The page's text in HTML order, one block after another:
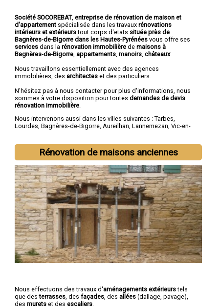
Société SOCOREBAT, entreprise de rénovation de maison et
d'appartement spécialisée dans les travaux rénovations
intérieurs et extérieurstout corps d'etats située près de
Bagnères-de-Bigorre dans les Hautes-Pyrénées vous offre ses
services dans la rénovation immobilière de maisons à
Bagnères-de-Bigorre appartements manoirs châteaux.
Nous travaillons essentiellement avec des agences
immobilières, des architectes et des particuliers.
N'hésitez pas à nous contacter pour plus d'informations, nous
sommes à votre disposition pour toutes demandes de devis
rénovation immobilière
Nous intervenons aussi dans les villes suivantes : Tarbes,
Lourdes, Bagnères-de-Bigorre, Aureilhan, Lannemezan, Vic-en-
Rénovation de maisons anciennes
Nous effectuons des travaux d'aménagements extérieurstels
que desterrasses , des façades , des allées (dallage, pavage),
des murets et des escaliers